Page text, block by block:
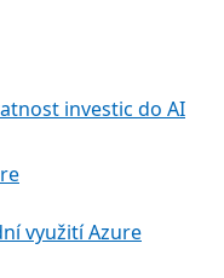
investic do AI
využití Azure